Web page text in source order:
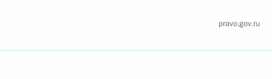
pravo.gov.ru